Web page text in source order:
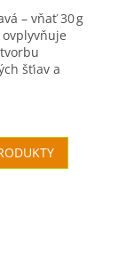
– vňať 30 g
šťiav a